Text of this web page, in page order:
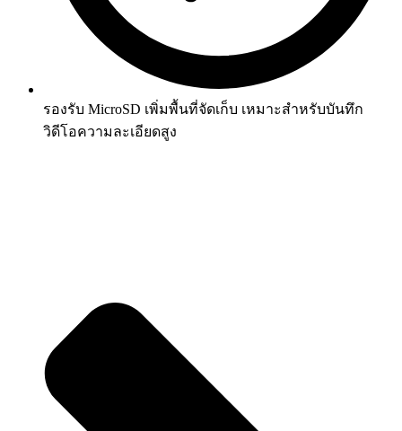
รองรับ MicroSD เพิ่มพื้นที่จัดเก็บ เหมาะสำหรับบันทึก
วิดีโอความละเอียดสูง